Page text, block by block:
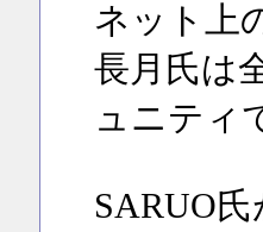
ネット上
長月氏は
ュニティ
SARUO